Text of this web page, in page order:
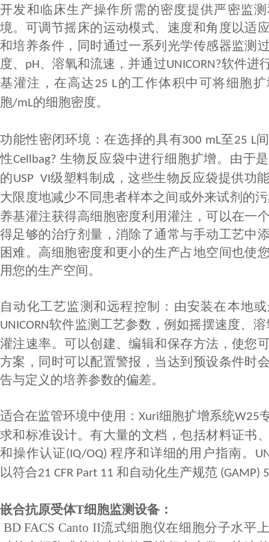
开发和临床生产操作所需的密度提供严密监
境。可调节摇床的运动模式、速度和角度以适
和培养条件，同时通过一系列光学传感器监测
度、
pH 、溶氧和流速，并通过UNICORN?软件进
基灌注，在高达25 L的工作体积中可将细胞
胞/mL的细胞密度。
功能性密闭环境 ：在选择的具有300 mL至25 L
性Cellbag? 生物反应袋中进行细胞扩增。由于
的USP VI 级塑料制成，这些生物反应袋提供功
大限度地减少不同患者样本之间或外来试剂的
养基灌注获得高细胞密度利用灌注，可以在一
得足够的治疗剂量，消除了通常与手动工艺中
困难。高细胞密度和更小的生产占地空间也使
用您的生产空间。
自动化工艺监测和远程控制 ： 由安装在本地
UNICORN软件监测工艺参数，例如摇摆速度、溶
灌注速率。可以创建、编辑和保存方法，使您
方案，同时可以配置警报，当达到预设条件时
告与定义的培养参数的偏差。
适合在监管环境中使用 ： Xuri细胞扩增系统W25
求和标准设计。有大量的文档，包括材料证书
和操作认证(IQ/OQ) 程序和详细的用户指南。
以符合21 CFR Part 11 和自动化生产规范 (GAMP) 5
嵌合抗原受体T细胞监测设备：
BD FACS Canto II流式细胞仪在细胞分子水平